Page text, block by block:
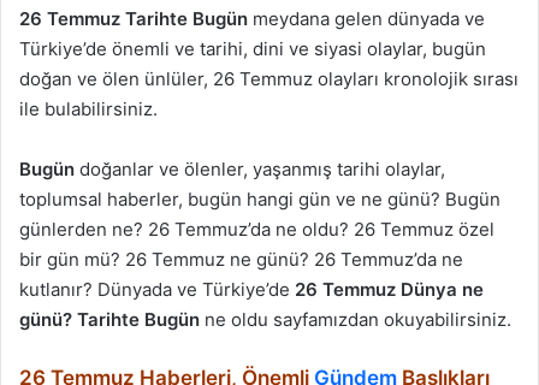
26 Temmuz Tarihte Bugün meydana gelen dünyada ve
Türkiye’de önemli ve tarihi, dini ve siyasi olaylar, bugün
doğan ve ölen ünlüler, 26 Temmuz olayları kronolojik sırası
ile bulabilirsiniz.
Bugün doğanlar ve ölenler, yaşanmış tarihi olaylar,
toplumsal haberler, bugün hangi gün ve ne günü? Bugün
günlerden ne? 26 Temmuz’da ne oldu? 26 Temmuz özel
bir gün mü? 26 Temmuz ne günü? 26 Temmuz’da ne
kutlanır? Dünyada ve Türkiye’de 26 Temmuz Dünya ne
günü? Tarihte Bugün ne oldu sayfamızdan okuyabilirsiniz.
26 Temmuz Haberleri, Önemli Gündem Başlıkları